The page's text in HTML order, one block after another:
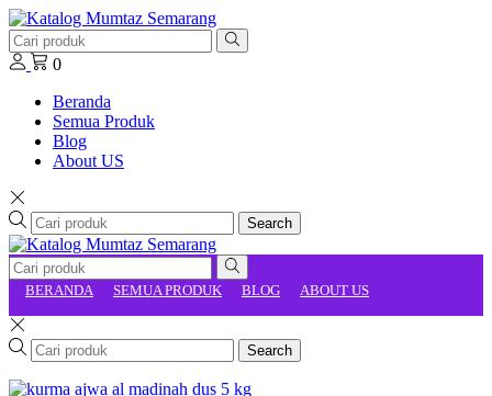
0
Beranda
Semua Produk
Blog
About US
Search
BERANDA SEMUA PRODUK BLOG ABOUT US
Search